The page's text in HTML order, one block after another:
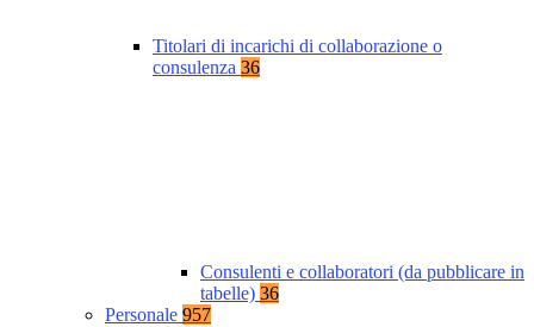
Titolari di incarichi di collaborazione o
consulenza 36
Consulenti e collaboratori (da pubblicare in
tabelle) 36
Personale 957